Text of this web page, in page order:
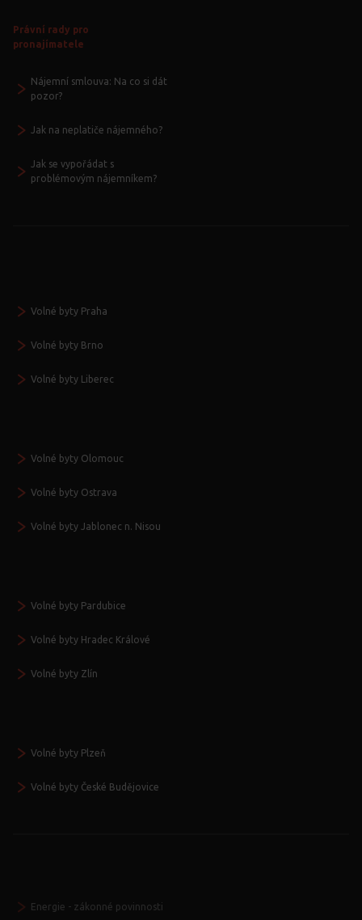
Právní rady pro
pronajímatele
Nájemní smlouva: Na co si dát
pozor?
Jak na neplatiče nájemného?
Jak se vypořádat s
problémovým nájemníkem?
Volné byty Praha
Volné byty Brno
Volné byty Liberec
Volné byty Olomouc
Volné byty Ostrava
Volné byty Jablonec n. Nisou
Volné byty Pardubice
Volné byty Hradec Králové
Volné byty Zlín
Volné byty Plzeň
Volné byty České Budějovice
Energie - zákonné povinnosti